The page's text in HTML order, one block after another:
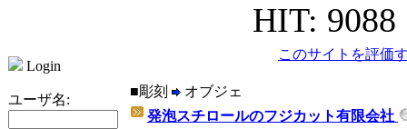
Login
ユーザ名:
HIT: 9088
このサイトを評価
■彫刻
オブジェ
発泡スチロールのフジカット有限会社